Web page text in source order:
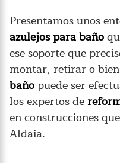
Presentamos unos
azulejos para baño
ese soporte que
montar, retirar o
baño puede ser
los expertos de
en construcciones
Aldaia.